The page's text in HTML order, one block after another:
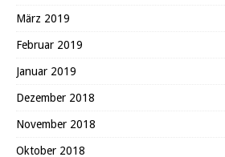
März 2019
Februar 2019
Januar 2019
Dezember 2018
November 2018
Oktober 2018